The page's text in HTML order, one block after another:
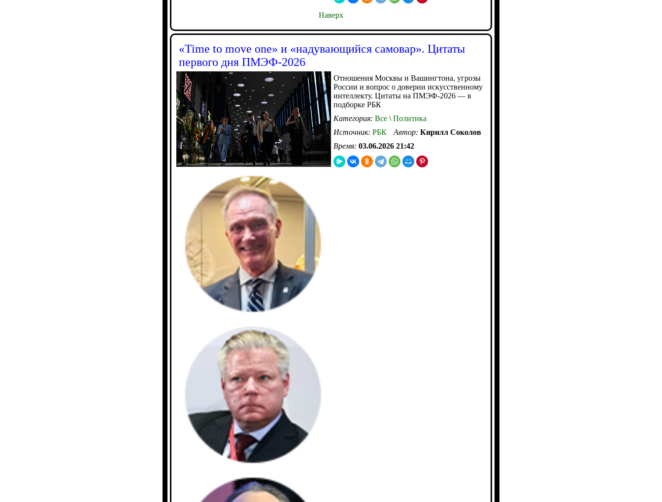
Наверх
«Time to move one» и «надувающийся самовар». Цитаты
первого дня ПМЭФ-2026
Отношения Москвы и Вашингтона, угрозы
России и вопрос о доверии искусственному
интеллекту. Цитаты на ПМЭФ-2026 — в
подборке РБК
Категория: Все \ Политика
Источник: РБК Автор: Кирилл Соколов
Время: 03.06.2026 21:42